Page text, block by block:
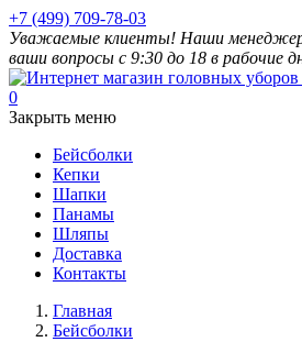
+7 (499) 709-78-03
Уважаемые клиенты! Наши
ваши вопросы с 9:30 до 18 в рабочие
0
Закрыть меню
Бейсболки
Кепки
Шапки
Панамы
Шляпы
Доставка
Контакты
Главная
Бейсболки